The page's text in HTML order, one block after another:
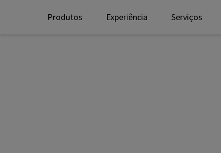
Produtos Experiência Serviços